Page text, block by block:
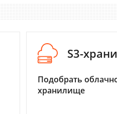
S3-
Подобрать
хранилище